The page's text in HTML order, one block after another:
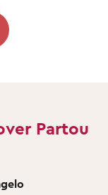
Partou